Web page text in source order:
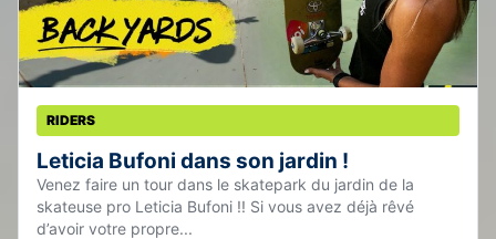
RIDERS
Leticia Bufoni dans son jardin !
Venez faire un tour dans le skatepark du jardin de la
skateuse pro Leticia Bufoni !! Si vous avez déjà rêvé
d’avoir votre propre...